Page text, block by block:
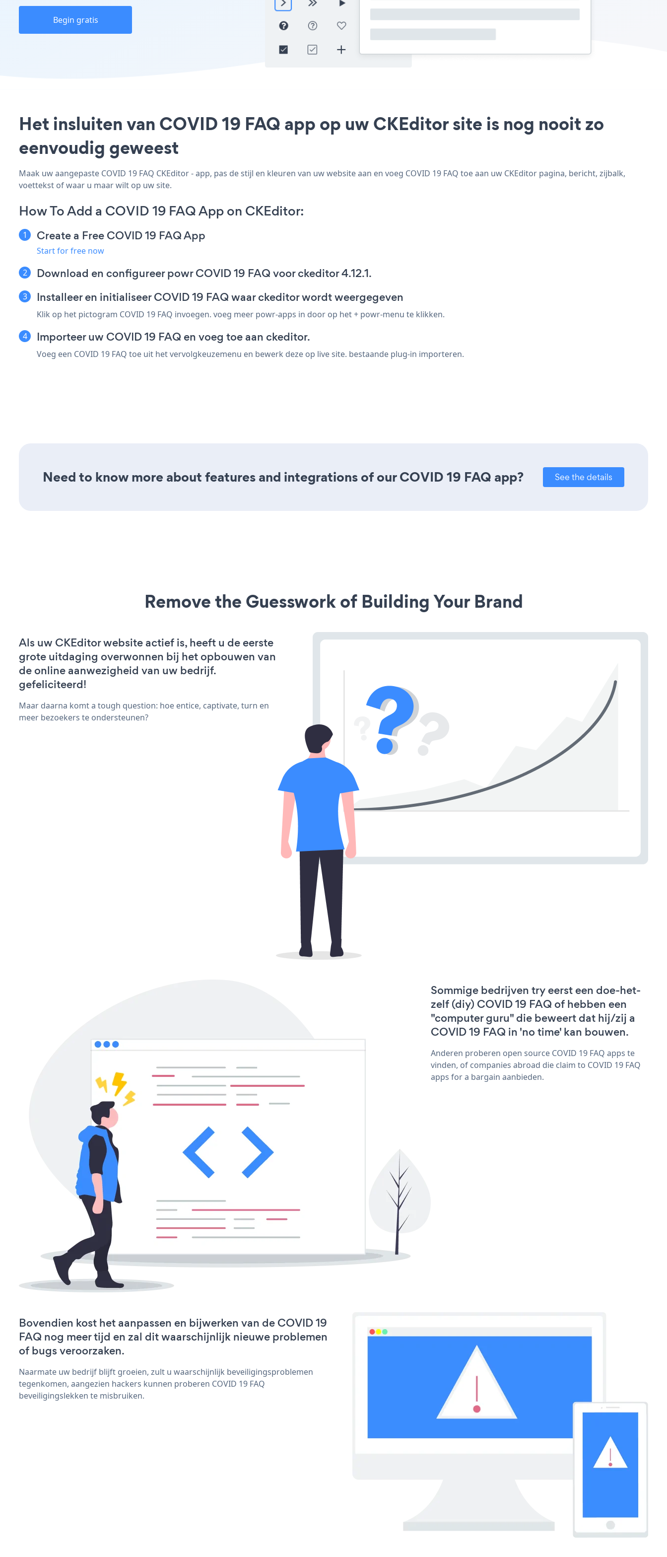
Begin gratis
Het insluiten van COVID 19 FAQ app op uw CKEditor site is nog nooit zo
eenvoudig geweest
Maak uw aangepaste COVID 19 FAQ CKEditor - app, pas de stijl en kleuren van uw website aan en voeg COVID 19 FAQ toe aan uw CKEditor pagina, bericht, zijbalk,
voettekst of waar u maar wilt op uw site.
How To Add a COVID 19 FAQ App on CKEditor:
Create a Free COVID 19 FAQ App
Start for free now
Download en configureer powr COVID 19 FAQ voor ckeditor 4.12.1.
Installeer en initialiseer COVID 19 FAQ waar ckeditor wordt weergegeven
Klik op het pictogram COVID 19 FAQ invoegen. voeg meer powr-apps in door op het + powr-menu te klikken.
Importeer uw COVID 19 FAQ en voeg toe aan ckeditor.
Voeg een COVID 19 FAQ toe uit het vervolgkeuzemenu en bewerk deze op live site. bestaande plug-in importeren.
Need to know more about features and integrations of our COVID 19 FAQ app? See the details
Remove the Guesswork of Building Your Brand
Als uw CKEditor website actief is, heeft u de eerste
grote uitdaging overwonnen bij het opbouwen van
de online aanwezigheid van uw bedrijf.
gefeliciteerd!
Maar daarna komt a tough question: hoe entice, captivate, turn en
meer bezoekers te ondersteunen?
Sommige bedrijven try eerst een doe-het-
zelf (diy) COVID 19 FAQ of hebben een
"computer guru" die beweert dat hij/zij a
COVID 19 FAQ in 'no time' kan bouwen.
Anderen proberen open source COVID 19 FAQ apps te
vinden, of companies abroad die claim to COVID 19 FAQ
apps for a bargain aanbieden.
Bovendien kost het aanpassen en bijwerken van de COVID 19
FAQ nog meer tijd en zal dit waarschijnlijk nieuwe problemen
of bugs veroorzaken.
Naarmate uw bedrijf blijft groeien, zult u waarschijnlijk beveiligingsproblemen
tegenkomen, aangezien hackers kunnen proberen COVID 19 FAQ
beveiligingslekken te misbruiken.